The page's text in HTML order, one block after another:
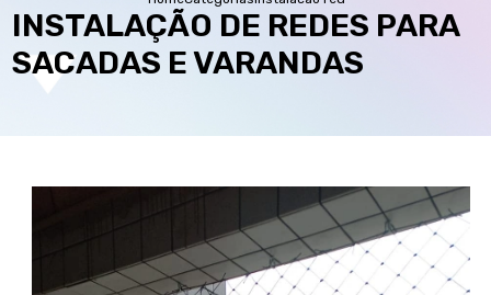
INSTALAÇÃO DE REDES PARA
SACADAS E VARANDAS